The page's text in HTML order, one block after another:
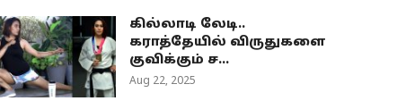
கில்லாடி லேடி..
கராத்தேயில் விருதுகளை
குவிக்கும் ச...
Aug 22, 2025